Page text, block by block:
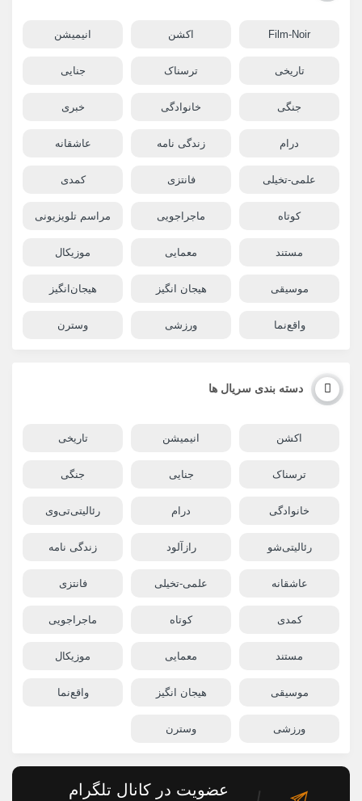
Film-Noir اکشن انیمیشن
تاریخی ترسناک جنایی
جنگی خانوادگی خبری
درام زندگی نامه عاشقانه
علمی-تخیلی فانتزی کمدی
کوتاه ماجراجویی مراسم تلویزیونی
مستند معمایی موزیکال
موسیقی هیجان انگیز هیجان‌انگیز
واقع‌نما ورزشی وسترن
دسته بندی سریال ها
اکشن انیمیشن تاریخی
ترسناک جنایی جنگی
خانوادگی درام رئالیتی‌تی‌وی
رئالیتی‌شو رازآلود زندگی نامه
عاشقانه علمی-تخیلی فانتزی
کمدی کوتاه ماجراجویی
مستند معمایی موزیکال
موسیقی هیجان انگیز واقع‌نما
ورزشی وسترن
عضویت در کانال تلگرام